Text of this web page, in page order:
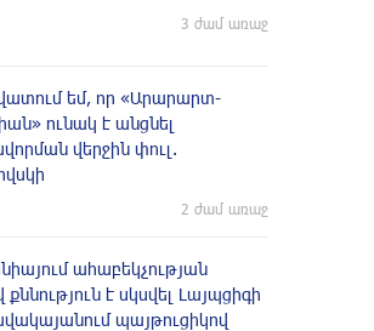
3 ժամ առաջ
եմ, որ «Արարարտ-
ունակ է անցնել
վերջին փուլ.
2 ժամ առաջ
ահաբեկչության
քննություն է սկսվել Լայպցիգի
պայթուցիկով